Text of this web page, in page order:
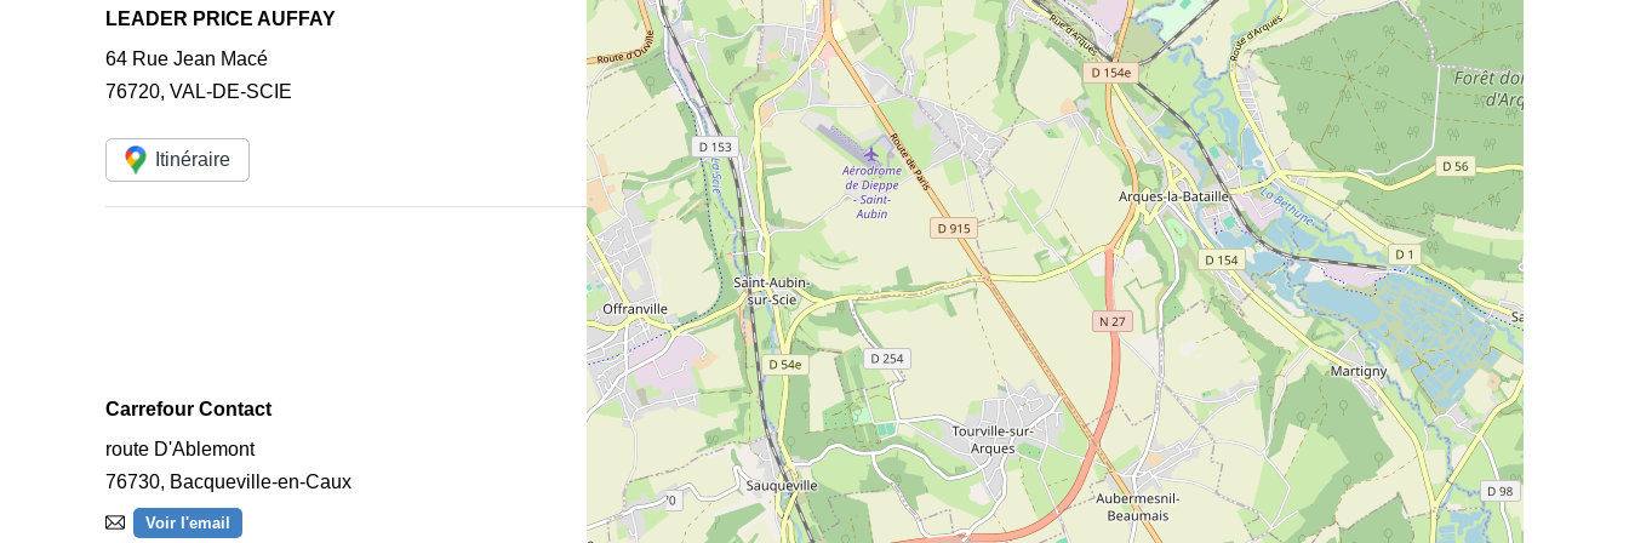
LEADER PRICE AUFFAY
64 Rue Jean Macé
76720, VAL-DE-SCIE
Itinéraire
Carrefour Contact
route D'Ablemont
76730, Bacqueville-en-Caux
Voir l'email